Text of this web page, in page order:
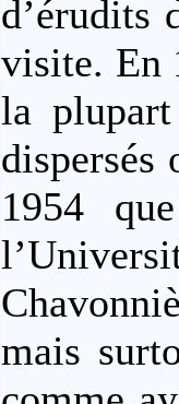
d’érudits
visite. En
la
dispersés
1954
mais